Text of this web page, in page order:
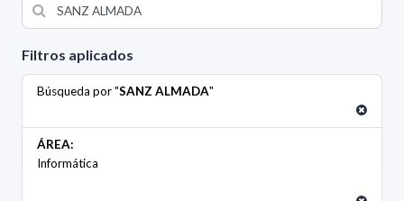
Filtros aplicados
Búsqueda por "SANZ ALMADA"
ÁREA:
Informática